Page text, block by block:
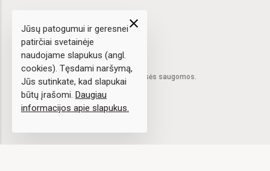
Jūsų patogumui ir geresnei
patirčiai svetainėje
naudojame slapukus (angl.
cookies). Tęsdami naršymą,
Jūs sutinkate, kad slapukai
būtų įrašomi. Daugiau
informacijos apie slapukus.
close
2020 © UAB "Ambertonas". Visos teisės saugomos.
Sprendimas: elPresta.eu